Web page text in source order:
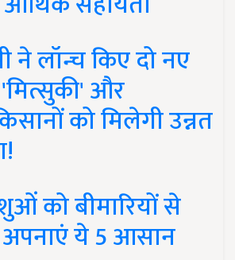
लॉन्च किए दो नए
और
को मिलेगी उन्नत
को बीमारियों से
ये 5 आसान